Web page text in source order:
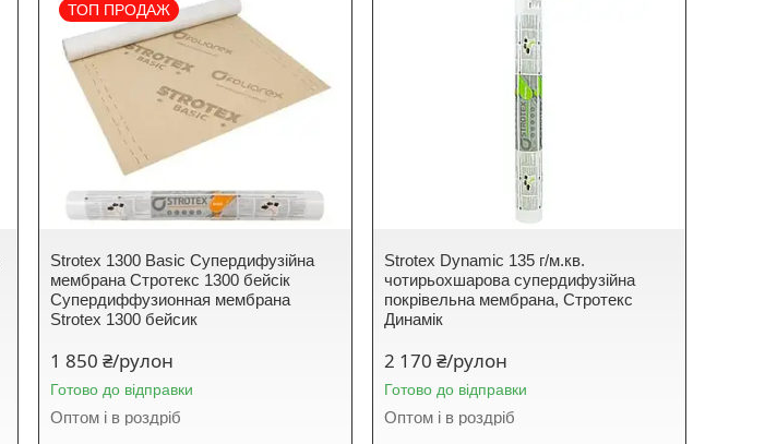
ТОП ПРОДАЖ
Strotex 1300 Basic Супердифузійна
мембрана Стротекс 1300 бейсік
Супердиффузионная мембрана
Strotex 1300 бейсик
1 850 ₴/рулон
Готово до відправки
Оптом і в роздріб
Strotex Dynamic 135 г/м.кв.
чотирьохшарова супердифузійна
покрівельна мембрана, Стротекс
Динамік
2 170 ₴/рулон
Готово до відправки
Оптом і в роздріб